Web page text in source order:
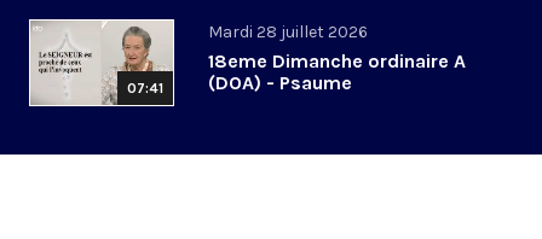
07:41
Mardi 28 juillet 2026
18eme Dimanche ordinaire A
(DOA) - Psaume